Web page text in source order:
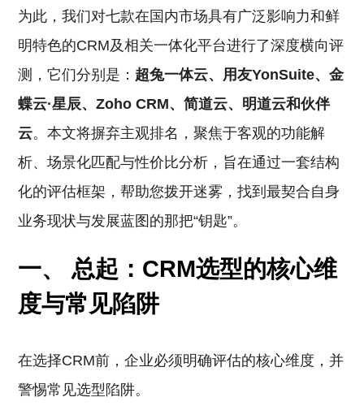
为此，我们对七款在国内市场具有广泛影响力和鲜
明特色的CRM及相关一体化平台进行了深度横向评
测，它们分别是： 超兔一体云、用友YonSuite、金
蝶云·星辰、Zoho CRM、简道云、明道云和伙伴
云。本文将摒弃主观排名，聚焦于客观的功能解
析、场景化匹配与性价比分析，旨在通过一套结构
化的评估框架，帮助您拨开迷雾，找到最契合自身
业务现状与发展蓝图的那把“钥匙”。
一、 总起：CRM选型的核心维
度与常见陷阱
在选择CRM前，企业必须明确评估的核心维度，并
警惕常见选型陷阱。